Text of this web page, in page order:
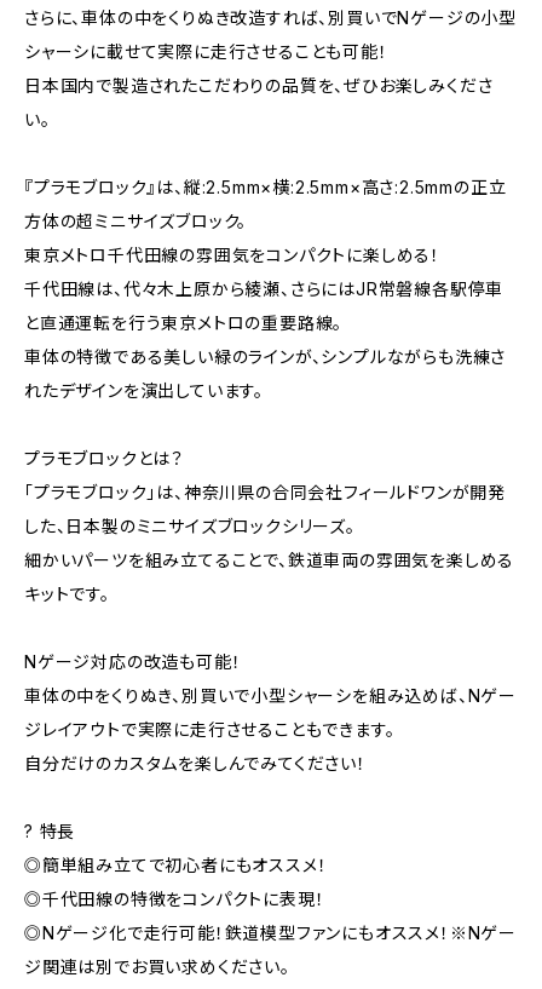
さらに、車体の中をくりぬき改造すれば、別買いでNゲージの小型
シャーシに載せて実際に走行させることも可能！
日本国内で製造されたこだわりの品質を、ぜひお楽しみくださ
い。
『プラモブロック』は、縦:2.5mm×横:2.5mm×高さ:2.5mmの正立
方体の超ミニサイズブロック。
東京メトロ千代田線の雰囲気をコンパクトに楽しめる！
千代田線は、代々木上原から綾瀬、さらにはJR常磐線各駅停車
と直通運転を行う東京メトロの重要路線。
車体の特徴である美しい緑のラインが、シンプルながらも洗練さ
れたデザインを演出しています。
プラモブロックとは？
「プラモブロック」は、神奈川県の合同会社フィールドワンが開発
した、日本製のミニサイズブロックシリーズ。
細かいパーツを組み立てることで、鉄道車両の雰囲気を楽しめる
キットです。
Nゲージ対応の改造も可能！
車体の中をくりぬき、別買いで小型シャーシを組み込めば、Nゲー
ジレイアウトで実際に走行させることもできます。
自分だけのカスタムを楽しんでみてください！
? 特長
◎簡単組み立てで初心者にもオススメ！
◎千代田線の特徴をコンパクトに表現！
◎Nゲージ化で走行可能！鉄道模型ファンにもオススメ！※Nゲー
ジ関連は別でお買い求めください。